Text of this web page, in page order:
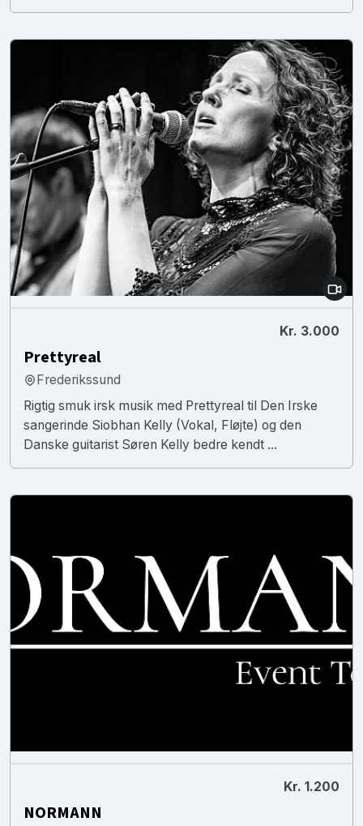
Kr. 3.000
Prettyreal
Frederikssund
Rigtig smuk irsk musik med Prettyreal til Den Irske
sangerinde Siobhan Kelly (Vokal, Fløjte) og den
Danske guitarist Søren Kelly bedre kendt ...
Kr. 1.200
NORMANN